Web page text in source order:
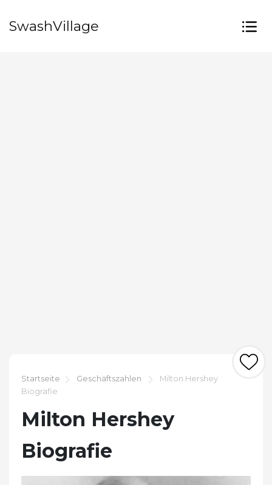
SwashVillage
Startseite Geschäftszahlen
Milton Hershey
Biografie
Milton Hershey
Biografie